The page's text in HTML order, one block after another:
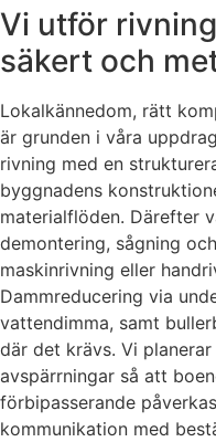
Vi utför
säkert och
Lokalkännedom, rätt
är grunden i våra
rivning med en
byggnadens
materialflöden. Därefter
demontering, sågning
maskinrivning eller
Dammreducering via
vattendimma, samt
där det krävs. Vi
avspärrningar så att
förbipasserande
kommunikation med